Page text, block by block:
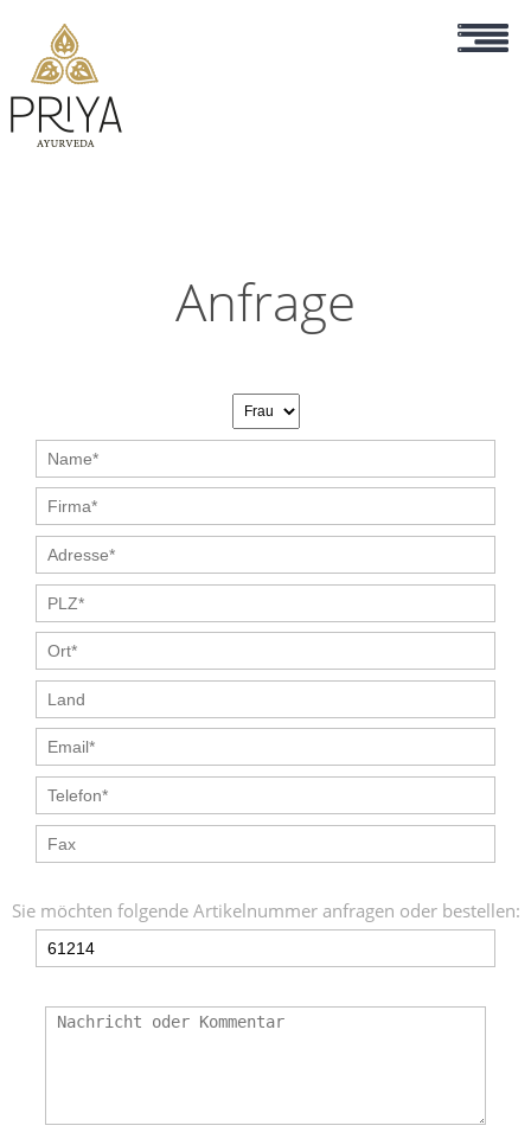
Anfrage
Sie möchten folgende Artikelnummer anfragen oder bestellen: